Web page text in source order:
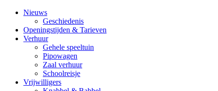
Nieuws
Geschiedenis
Openingstijden & Tarieven
Verhuur
Gehele speeltuin
Pipowagen
Zaal verhuur
Schoolreisje
Vrijwilligers